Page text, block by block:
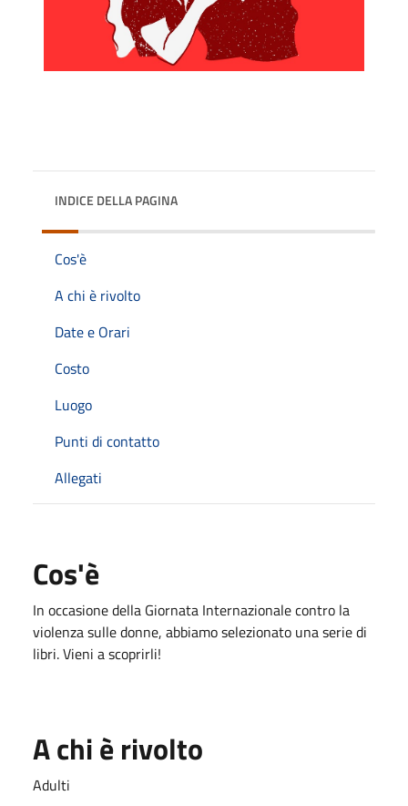
INDICE DELLA PAGINA
Cos'è
A chi è rivolto
Date e Orari
Costo
Luogo
Punti di contatto
Allegati
Cos'è
In occasione della Giornata Internazionale contro la
violenza sulle donne, abbiamo selezionato una serie di
libri. Vieni a scoprirli!
A chi è rivolto
Adulti